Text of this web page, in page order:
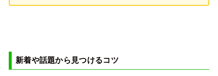
新着や話題から見つけるコツ